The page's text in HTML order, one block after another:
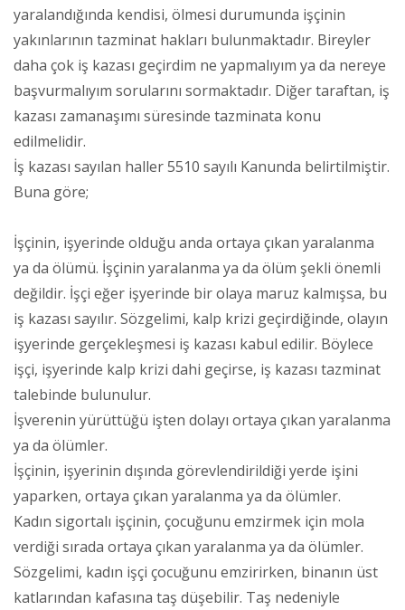
yaralandığında kendisi, ölmesi durumunda işçinin
yakınlarının tazminat hakları bulunmaktadır. Bireyler
daha çok iş kazası geçirdim ne yapmalıyım ya da nereye
başvurmalıyım sorularını sormaktadır. Diğer taraftan, iş
kazası zamanaşımı süresinde tazminata konu
edilmelidir.
İş kazası sayılan haller 5510 sayılı Kanunda belirtilmiştir.
Buna göre;
İşçinin, işyerinde olduğu anda ortaya çıkan yaralanma
ya da ölümü. İşçinin yaralanma ya da ölüm şekli önemli
değildir. İşçi eğer işyerinde bir olaya maruz kalmışsa, bu
iş kazası sayılır. Sözgelimi, kalp krizi geçirdiğinde, olayın
işyerinde gerçekleşmesi iş kazası kabul edilir. Böylece
işçi, işyerinde kalp krizi dahi geçirse, iş kazası tazminat
talebinde bulunulur.
İşverenin yürüttüğü işten dolayı ortaya çıkan yaralanma
ya da ölümler.
İşçinin, işyerinin dışında görevlendirildiği yerde işini
yaparken, ortaya çıkan yaralanma ya da ölümler.
Kadın sigortalı işçinin, çocuğunu emzirmek için mola
verdiği sırada ortaya çıkan yaralanma ya da ölümler.
Sözgelimi, kadın işçi çocuğunu emzirirken, binanın üst
katlarından kafasına taş düşebilir. Taş nedeniyle